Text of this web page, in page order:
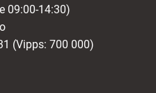
09:00-14:30)
(Vipps: 700 000)